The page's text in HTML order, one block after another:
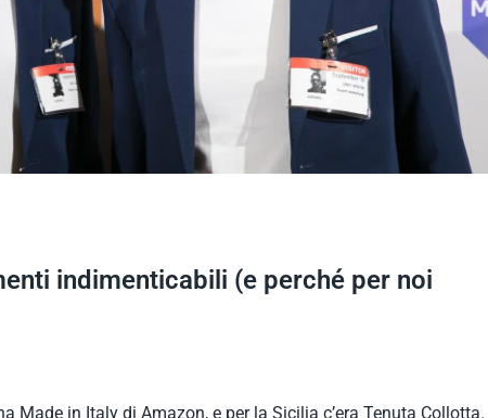
indimenticabili (e perché per noi
Made in Italy di Amazon, e per la Sicilia c’era Tenuta Collotta.